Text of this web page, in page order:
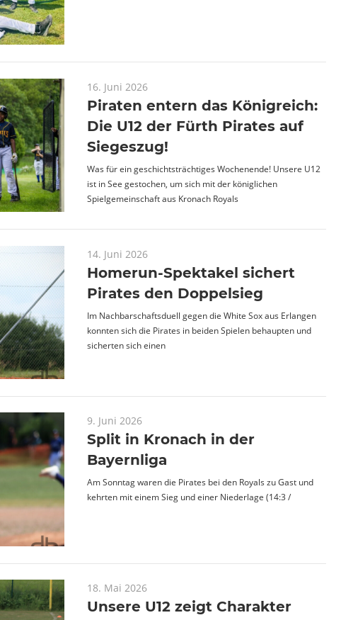
16. Juni 2026
Piraten entern das Königreich:
Die U12 der Fürth Pirates auf
Siegeszug!
Was für ein geschichtsträchtiges Wochenende! Unsere U12
ist in See gestochen, um sich mit der königlichen
Spielgemeinschaft aus Kronach Royals
14. Juni 2026
Homerun-Spektakel sichert
Pirates den Doppelsieg
Im Nachbarschaftsduell gegen die White Sox aus Erlangen
konnten sich die Pirates in beiden Spielen behaupten und
sicherten sich einen
9. Juni 2026
Split in Kronach in der
Bayernliga
Am Sonntag waren die Pirates bei den Royals zu Gast und
kehrten mit einem Sieg und einer Niederlage (14:3 /
18. Mai 2026
Unsere U12 zeigt Charakter